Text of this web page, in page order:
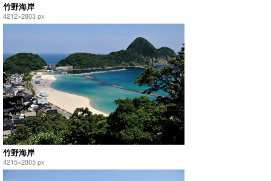
竹野海岸
4212×2803 px
竹野海岸
4215×2805 px